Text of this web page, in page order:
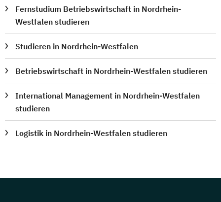
Fernstudium Betriebswirtschaft in Nordrhein-
Westfalen studieren
Studieren in Nordrhein-Westfalen
Betriebswirtschaft in Nordrhein-Westfalen studieren
International Management in Nordrhein-Westfalen
studieren
Logistik in Nordrhein-Westfalen studieren